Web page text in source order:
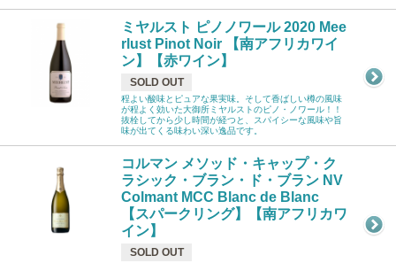
ミヤルスト ピノノワール 2020 Mee
rlust Pinot Noir 【南アフリカワイ
ン】【赤ワイン】
SOLD OUT
程よい酸味とピュアな果実味。そして香ばしい樽の風味
が程よく効いた大御所ミヤルストのピノ・ノワール！！
抜栓してから少し時間が経つと、スパイシーな風味や旨
味が出てくる味わい深い逸品です。
コルマン メソッド・キャップ・ク
ラシック・ブラン・ド・ブラン NV
Colmant MCC Blanc de Blanc
【スパークリング】【南アフリカワ
イン】
SOLD OUT